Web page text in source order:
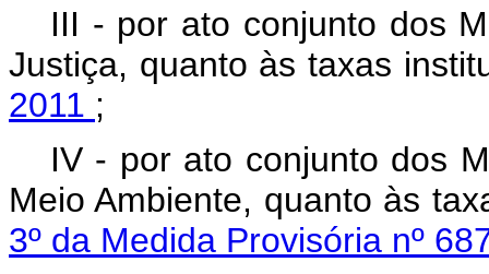
III - por ato conjunto dos
Justiça, quanto às taxas
2011 ;
IV - por ato conjunto dos
Meio Ambiente, quanto às
3º da Medida Provisória nº